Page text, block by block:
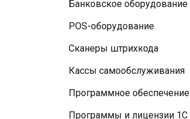
Банковское оборудование
POS-оборудование
Сканеры штрихкода
Кассы самообслуживания
Программное обеспечение
Программы и лицензии 1C